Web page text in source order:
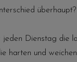
überhaupt?
jeden Dienstag die
harten und weichen